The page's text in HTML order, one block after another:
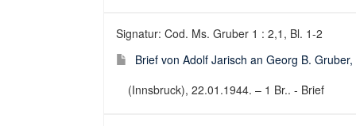
Signatur: Cod. Ms. Gruber 1 : 2,1, Bl. 1-2
Brief von Adolf Jarisch an Georg B.
(Innsbruck), 22.01.1944. – 1 Br.. - Brief